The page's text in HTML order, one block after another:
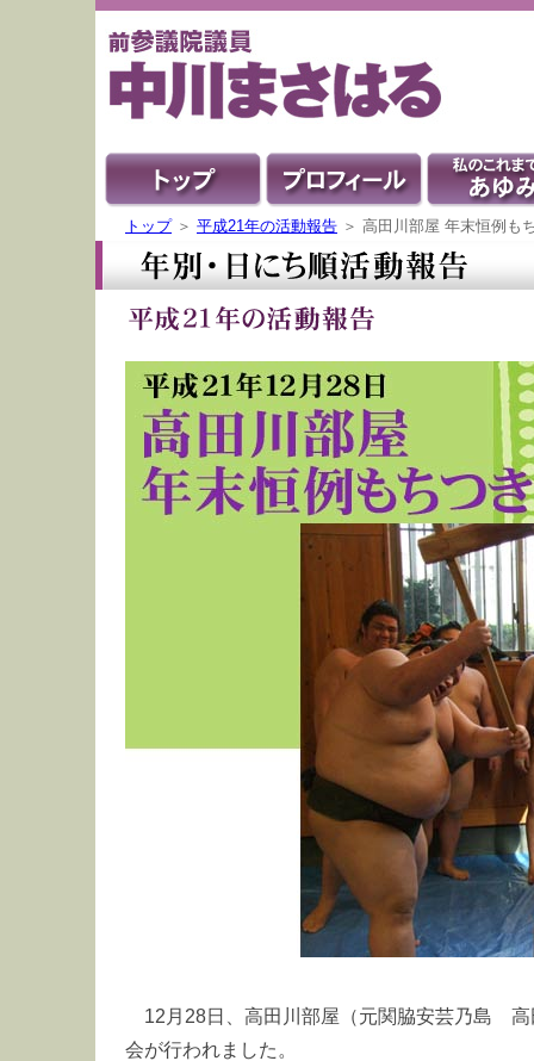
トップ＞ 平成21年の活動報告 ＞ 高田川部屋 年末恒例も
12月28日、高田川部屋（元関脇安芸乃島
会が行われました。